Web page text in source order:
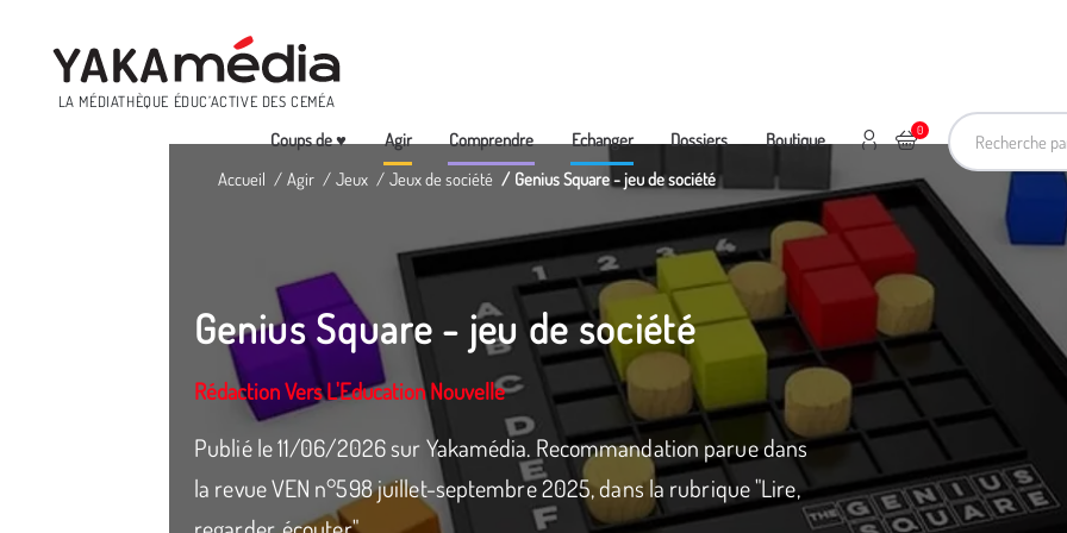
LA MÉDIATHÈQUE ÉDUC’ACTIVE DES CEMÉA
Recherche
Menu
Coups de ♥ Agir Comprendre Echanger Dossiers Boutique 0
Ajouter au panier
Mon compte
Accueil Agir Jeux Jeux de société Genius Square - jeu de société
Genius Square - jeu de société
Rédaction Vers L'Education Nouvelle
Publié le 11/06/2026 sur Yakamédia. Recommandation parue dans
la revue VEN n°598 juillet-septembre 2025, dans la rubrique "Lire,